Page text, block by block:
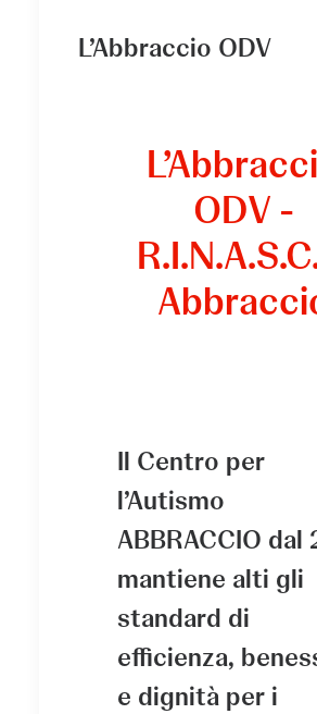
L’Abbraccio ODV
ODV -
Il Centro per
l’Autismo
ABBRACCIO dal
mantiene alti gli
standard di
efficienza,
e dignità per i